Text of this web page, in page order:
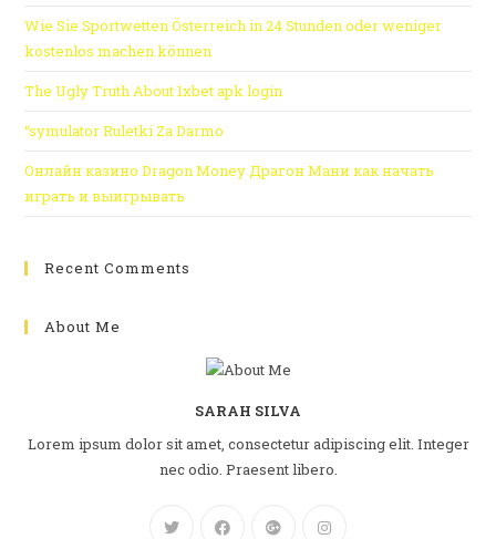
Wie Sie Sportwetten Österreich in 24 Stunden oder weniger
kostenlos machen können
The Ugly Truth About 1xbet apk login
“symulator Ruletki Za Darmo
Онлайн казино Dragon Money Драгон Мани как начать
играть и выигрывать
Recent Comments
About Me
SARAH SILVA
Lorem ipsum dolor sit amet, consectetur adipiscing elit. Integer
nec odio. Praesent libero.